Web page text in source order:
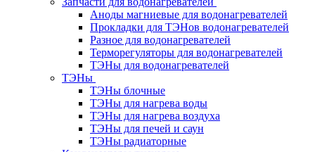
Аноды магниевые для водонагревателей
Прокладки для ТЭНов водонагревателей
Разное для водонагревателей
Терморегуляторы для водонагревателей
ТЭНы для водонагревателей
ТЭНы
ТЭНы блочные
ТЭНы для нагрева воды
ТЭНы для нагрева воздуха
ТЭНы для печей и саун
ТЭНы радиаторные